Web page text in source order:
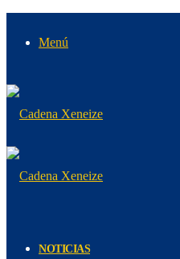
Menú
NOTICIAS